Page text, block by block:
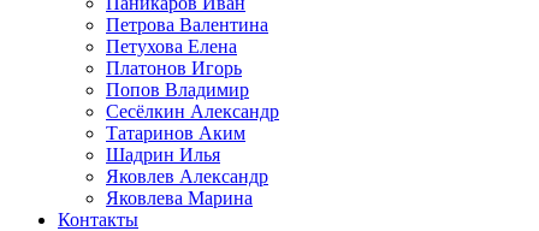
Петрова Валентина
Петухова Елена
Платонов Игорь
Попов Владимир
Сесёлкин Александр
Татаринов Аким
Шадрин Илья
Яковлев Александр
Яковлева Марина
Контакты